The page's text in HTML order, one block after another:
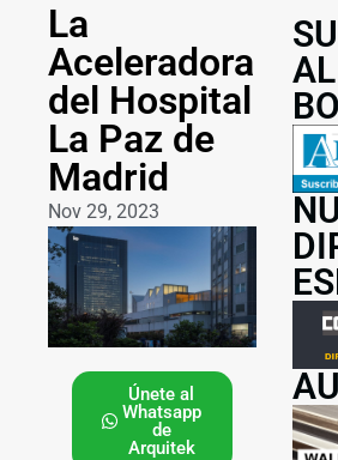
La
Aceleradora
del Hospital
La Paz de
Madrid
Nov 29, 2023
Únete al
Whatsapp
de
Arquitek
AL